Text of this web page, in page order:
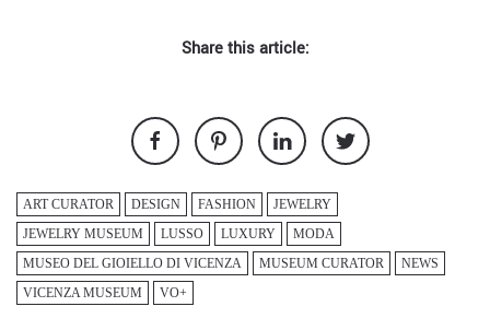
Share this article:
ART CURATOR DESIGN FASHION
JEWELRY
JEWELRY MUSEUM
LUSSO LUXURY
MODA
MUSEO DEL GIOIELLO DI VICENZA
MUSEUM CURATOR
NEWS
VICENZA MUSEUM
VO+